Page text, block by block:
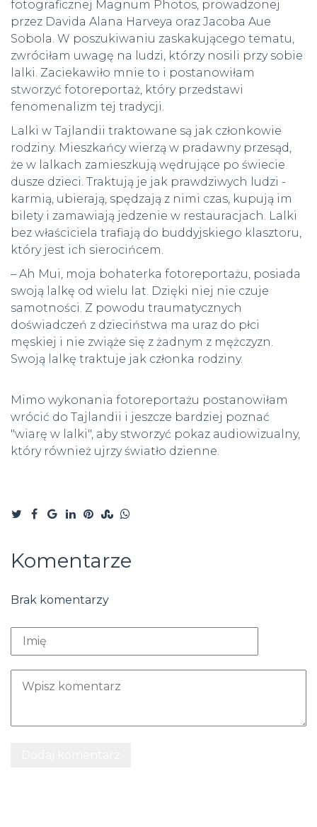
fotograficznej Magnum Photos, prowadzonej
przez Davida Alana Harveya oraz Jacoba Aue
Sobola. W poszukiwaniu zaskakującego tematu,
zwróciłam uwagę na ludzi, którzy nosili przy sobie
lalki. Zaciekawiło mnie to i postanowiłam
stworzyć fotoreportaż, który przedstawi
fenomenalizm tej tradycji.
Lalki w Tajlandii traktowane są jak członkowie
rodziny. Mieszkańcy wierzą w pradawny przesąd,
że w lalkach zamieszkują wędrujące po świecie
dusze dzieci. Traktują je jak prawdziwych ludzi -
karmią, ubierają, spędzają z nimi czas, kupują im
bilety i zamawiają jedzenie w restauracjach. Lalki
bez właściciela trafiają do buddyjskiego klasztoru,
który jest ich sierocińcem.
– Ah Mui, moja bohaterka fotoreportażu, posiada
swoją lalkę od wielu lat. Dzięki niej nie czuje
samotności. Z powodu traumatycznych
doświadczeń z dzieciństwa ma uraz do płci
męskiej i nie zwiąże się z żadnym z mężczyzn.
Swoją lalkę traktuje jak członka rodziny.
Mimo wykonania fotoreportażu postanowiłam
wrócić do Tajlandii i jeszcze bardziej poznać
"wiarę w lalki", aby stworzyć pokaz audiowizualny,
który również ujrzy światło dzienne.
Komentarze
Brak komentarzy